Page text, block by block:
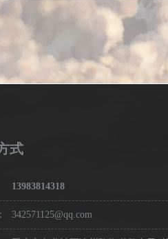
式
13983814318
342571125@qq.com